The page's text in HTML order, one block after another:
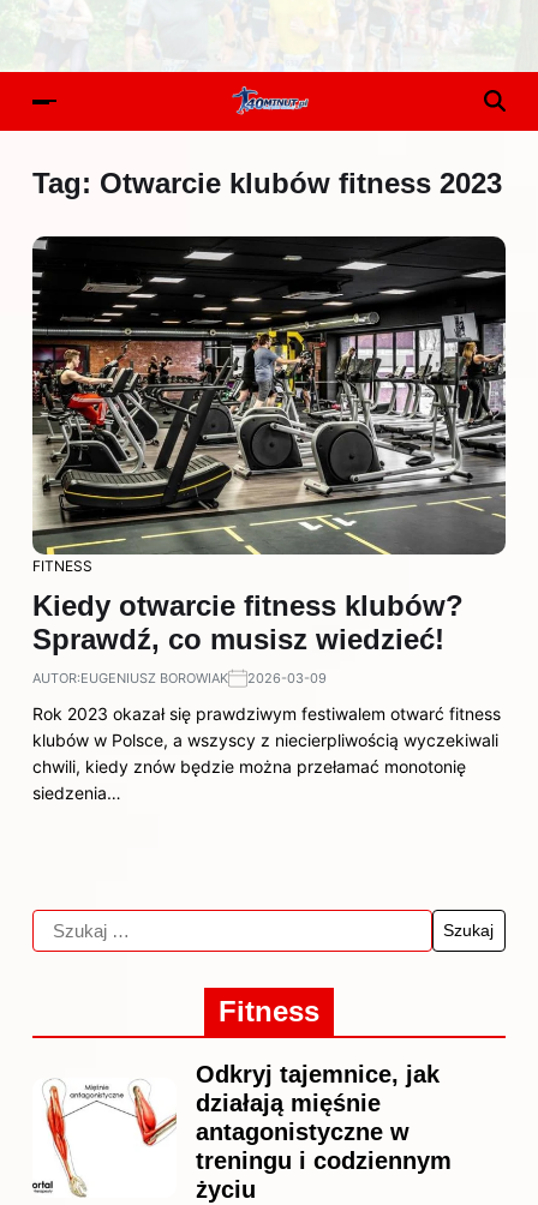
Tag: Otwarcie klubów fitness 2023
FITNESS
Kiedy otwarcie fitness klubów?
Sprawdź, co musisz wiedzieć!
AUTOR:EUGENIUSZ BOROWIAK 2026-03-09
Rok 2023 okazał się prawdziwym festiwalem otwarć fitness
klubów w Polsce, a wszyscy z niecierpliwością wyczekiwali
chwili, kiedy znów będzie można przełamać monotonię
siedzenia…
Fitness
Odkryj tajemnice, jak
działają mięśnie
antagonistyczne w
treningu i codziennym
życiu